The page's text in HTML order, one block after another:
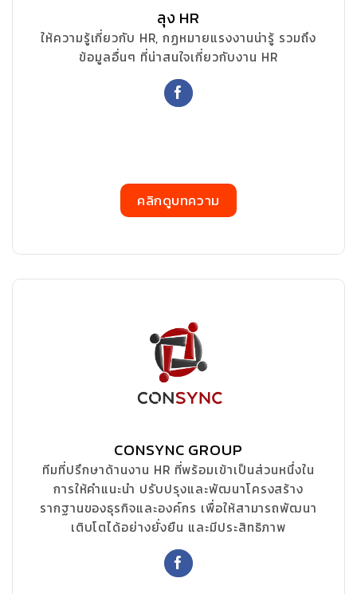
ลุง HR
ให้ความรู้เกี่ยวกับ HR, กฏหมายแรงงานน่ารู้ รวมถึง
ข้อมูลอื่นๆ ที่น่าสนใจเกี่ยวกับงาน HR
คลิกดูบทความ
CONSYNC GROUP
ทีมที่ปรึกษาด้านงาน HR ที่พร้อมเข้าเป็นส่วนหนึ่งใน
การให้คำแนะนำ ปรับปรุงและพัฒนาโครงสร้าง
รากฐานของธุรกิจและองค์กร เพื่อให้สามารถพัฒนา
เติบโตได้อย่างยั่งยืน และมีประสิทธิภาพ